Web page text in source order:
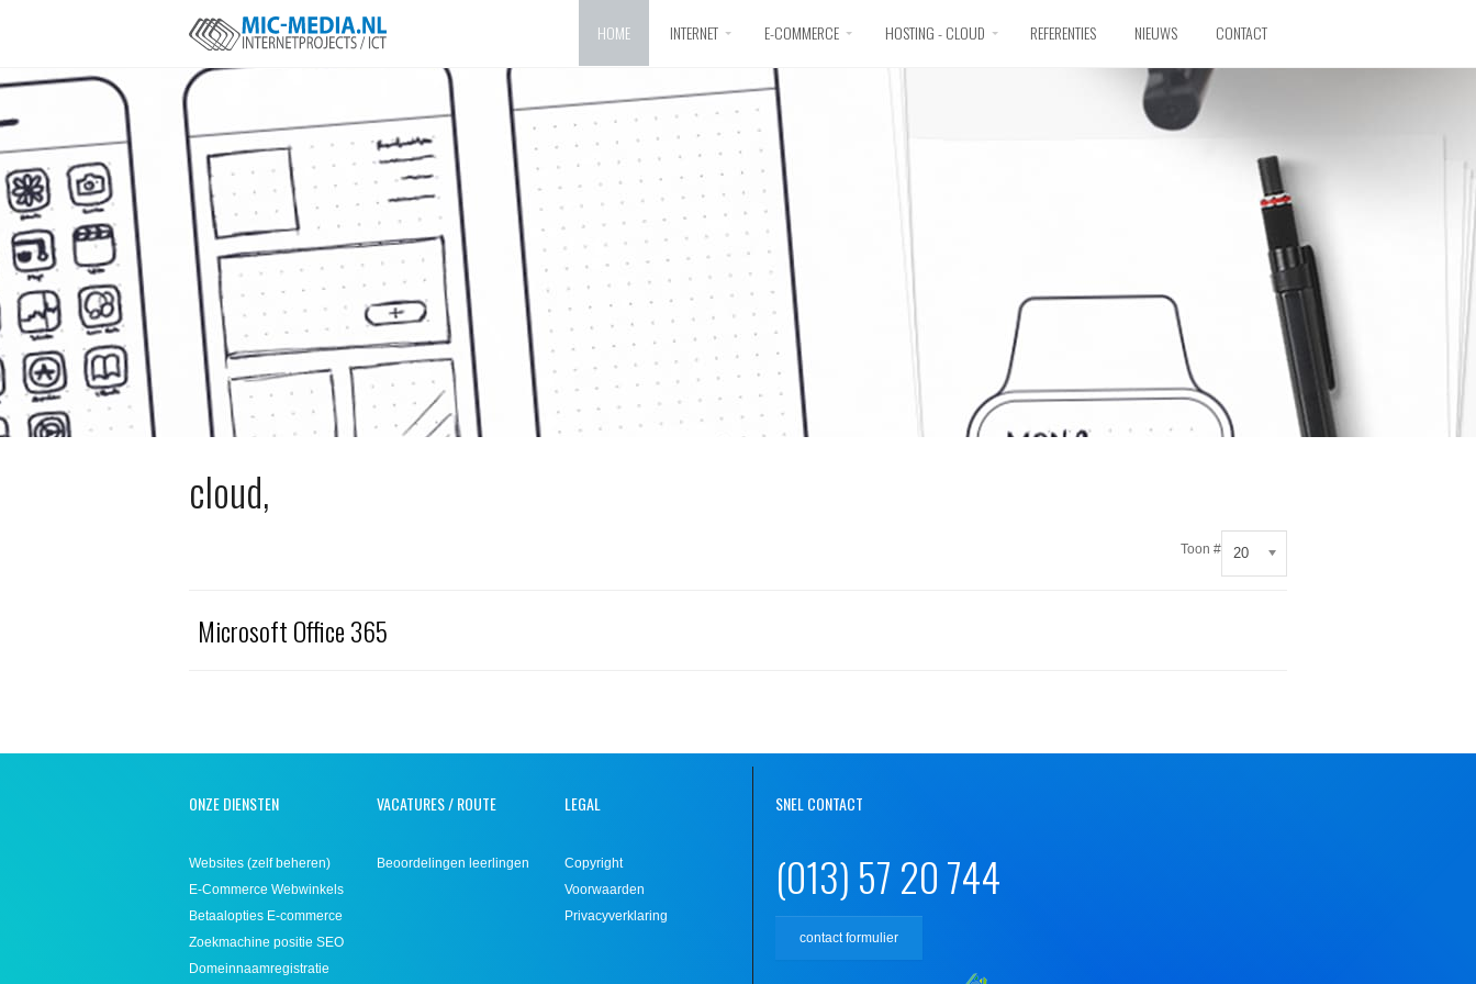
HOME INTERNET E-COMMERCE HOSTING - CLOUD REFERENTIES NIEUWS CONTACT
cloud,
Toon # 20
Microsoft Office 365
ONZE DIENSTEN
Websites (zelf beheren)
E-Commerce Webwinkels
Betaalopties E-commerce
Zoekmachine positie SEO
Domeinnaamregistratie
VACATURES / ROUTE
Beoordelingen leerlingen
LEGAL
Copyright
Voorwaarden
Privacyverklaring
SNEL CONTACT
(013) 57 20 744
contact formulier